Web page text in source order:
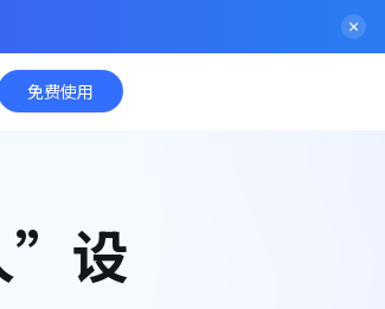
免费使用
”设